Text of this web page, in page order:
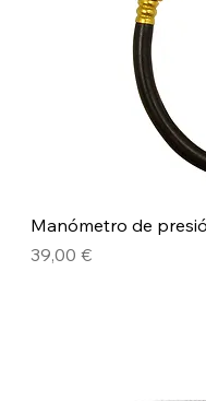
Manómetro de
Precio
39,00 €